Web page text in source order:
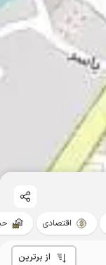
اقتصادی
از برترین